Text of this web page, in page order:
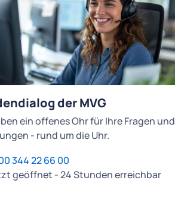
der MVG
ein offenes Ohr für Ihre Fragen und
- rund um die Uhr.
344 22 66 00
geöffnet - 24 Stunden erreichbar